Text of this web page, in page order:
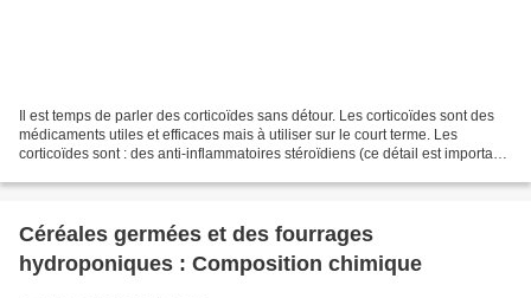
Il est temps de parler des corticoïdes sans détour. Les corticoïdes sont des
médicaments utiles et efficaces mais à utiliser sur le court terme. Les
corticoïdes sont : des anti-inflammatoires stéroïdiens (ce détail est important
Céréales germées et des fourrages
hydroponiques : Composition chimique